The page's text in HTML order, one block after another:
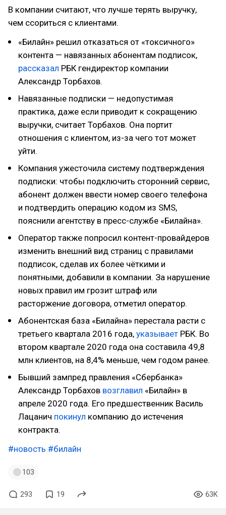
В компании считают, что лучше терять выручку,
чем ссориться с клиентами.
«Билайн» решил отказаться от «токсичного»
контента — навязанных абонентам подписок,
рассказал РБК гендиректор компании
Александр Торбахов.
Навязанные подписки — недопустимая
практика, даже если приводит к сокращению
выручки, считает Торбахов. Она портит
отношения с клиентом, из-за чего тот может
уйти.
Компания ужесточила систему подтверждения
подписки: чтобы подключить сторонний сервис,
абонент должен ввести номер своего телефона
и подтвердить операцию кодом из SMS,
пояснили агентству в пресс-службе «Билайна».
Оператор также попросил контент-провайдеров
изменить внешний вид страниц с правилами
подписок, сделав их более чёткими и
понятными, добавили в компании. За нарушение
новых правил им грозит штраф или
расторжение договора, отметил оператор.
Абонентская база «Билайна» перестала расти с
третьего квартала 2016 года, указывает РБК. Во
втором квартале 2020 года она составила 49,8
млн клиентов, на 8,4% меньше, чем годом ранее.
Бывший зампред правления «Сбербанка»
Александр Торбахов возглавил «Билайн» в
апреле 2020 года. Его предшественник Василь
Лацанич покинул компанию до истечения
контракта.
#новость #билайн
103
293 19 63K